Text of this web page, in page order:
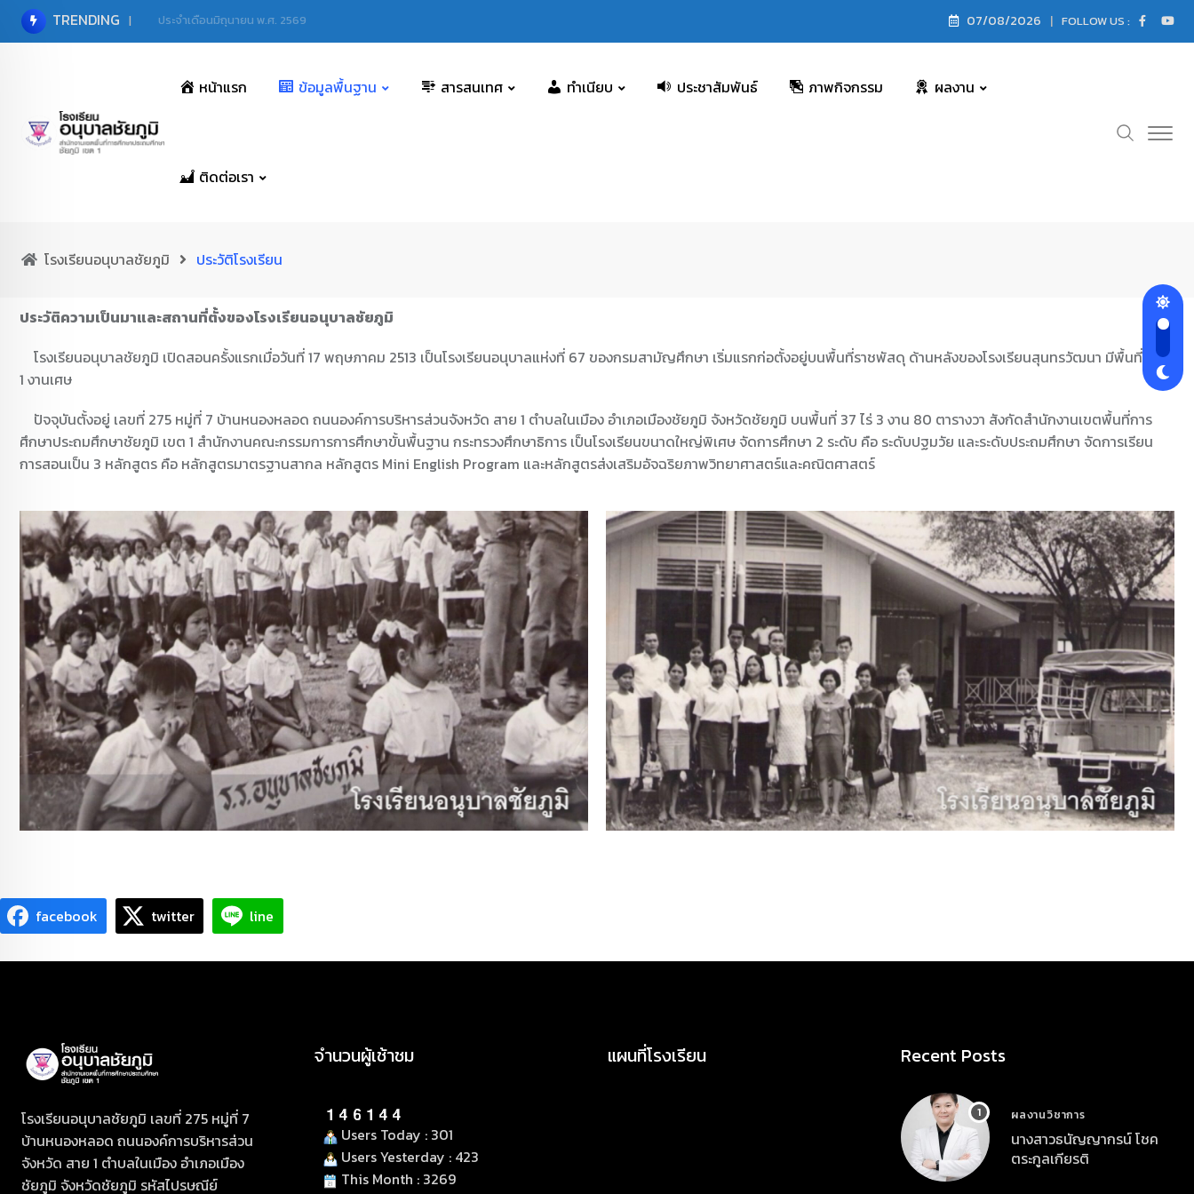
TRENDING ประจำเดือนมิถุนายน พ.ศ. 2569 07/08/2026 FOLLOW US :
หน้าแรก ข้อมูลพื้นฐาน สารสนเทศ ทำเนียบ ประชาสัมพันธ์ ภาพกิจกรรม ผลงาน
ติดต่อเรา
โรงเรียนอนุบาลชัยภูมิ ประวัติโรงเรียน
ประวัติความเป็นมาและสถานที่ตั้งของโรงเรียนอนุบาลชัยภูมิ
โรงเรียนอนุบาลชัยภูมิ เปิดสอนครั้งแรกเมื่อวันที่ 17 พฤษภาคม 2513 เป็นโรงเรียนอนุบาลแห่งที่ 67 ของกรมสามัญศึกษา เริ่มแรกก่อตั้งอยู่บนพื้นที่ราชพัสดุ ด้านหลังของโรงเรียนสุนทรวัฒนา มีพื้นที่ 6 ไร่
1 งานเศษ
ปัจจุบันตั้งอยู่ เลขที่ 275 หมู่ที่ 7 บ้านหนองหลอด ถนนองค์การบริหารส่วนจังหวัด สาย 1 ตำบลในเมือง อำเภอเมืองชัยภูมิ จังหวัดชัยภูมิ บนพื้นที่ 37 ไร่ 3 งาน 80 ตารางวา สังกัดสำนักงานเขตพื้นที่การ
ศึกษาประถมศึกษาชัยภูมิ เขต 1 สำนักงานคณะกรรมการการศึกษาขั้นพื้นฐาน กระทรวงศึกษาธิการ เป็นโรงเรียนขนาดใหญ่พิเศษ จัดการศึกษา 2 ระดับ คือ ระดับปฐมวัย และระดับประถมศึกษา จัดการเรียน
การสอนเป็น 3 หลักสูตร คือ หลักสูตรมาตรฐานสากล หลักสูตร Mini English Program และหลักสูตรส่งเสริมอัจฉริยภาพวิทยาศาสตร์และคณิตศาสตร์
facebook twitter line
โรงเรียนอนุบาลชัยภูมิ เลขที่ 275 หมู่ที่ 7
บ้านหนองหลอด ถนนองค์การบริหารส่วน
จังหวัด สาย 1 ตำบลในเมือง อำเภอเมือง
ชัยภูมิ จังหวัดชัยภูมิ รหัสไปรษณีย์
จำนวนผู้เช้าชม
Users Today : 301
Users Yesterday : 423
This Month : 3269
แผนที่โรงเรียน Recent Posts
ผลงานวิชาการ
นางสาวธนัญญากรน์ โชค
ตระกูลเกียรติ